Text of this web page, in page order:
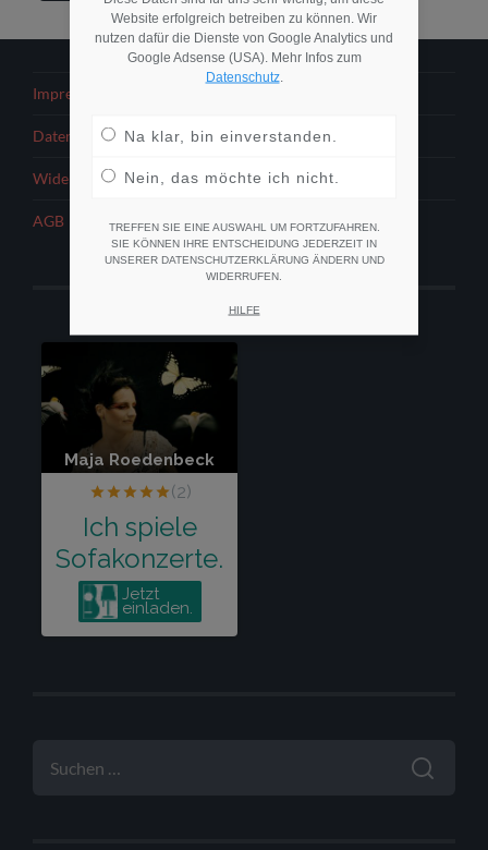
Impressum
Datenschutzerklärung
Widerrufsbelehrung
AGB
NACH:
Website erfolgreich betreiben zu können. Wir
nutzen dafür die Dienste von Google Analytics und
Google Adsense (USA). Mehr Infos zum
Datenschutz.
Na klar, bin einverstanden.
Nein, das möchte ich nicht.
TREFFEN SIE EINE AUSWAHL UM FORTZUFAHREN.
SIE KÖNNEN IHRE ENTSCHEIDUNG JEDERZEIT IN
UNSERER DATENSCHUTZERKLÄRUNG ÄNDERN UND
WIDERRUFEN.
HILFE